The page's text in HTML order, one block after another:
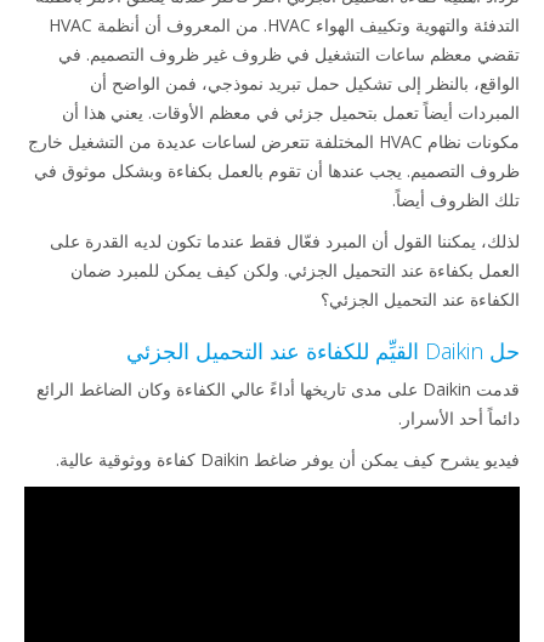
التدفئة والتهوية وتكييف الهواء HVAC. من المعروف أن أنظمة HVAC
تقضي معظم ساعات التشغيل في ظروف غير ظروف التصميم. في
الواقع، بالنظر إلى تشكيل حمل تبريد نموذجي، فمن الواضح أن
المبردات أيضاً تعمل بتحميل جزئي في معظم الأوقات. يعني هذا أن
مكونات نظام HVAC المختلفة تتعرض لساعات عديدة من التشغيل خارج
ظروف التصميم. يجب عندها أن تقوم بالعمل بكفاءة وبشكل موثوق في
تلك الظروف أيضاً.
لذلك، يمكننا القول أن المبرد فعّال فقط عندما تكون لديه القدرة على
العمل بكفاءة عند التحميل الجزئي. ولكن كيف يمكن للمبرد ضمان
الكفاءة عند التحميل الجزئي؟
حل Daikin القيِّم للكفاءة عند التحميل الجزئي
قدمت Daikin على مدى تاريخها أداءً عالي الكفاءة وكان الضاغط الرائع
دائماً أحد الأسرار.
فيديو يشرح كيف يمكن أن يوفر ضاغط Daikin كفاءة ووثوقية عالية.